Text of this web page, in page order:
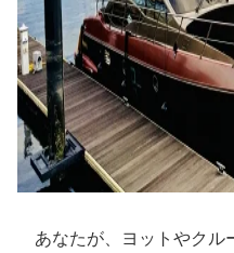
あなたが、ヨットやクル